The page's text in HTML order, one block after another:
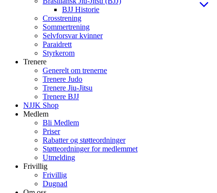
BJJ Historie
Crosstrening
Sommertrening
Selvforsvar kvinner
Paraidrett
Styrkerom
Trenere
Generelt om trenerne
Trenere Judo
Trenere Jiu-Jitsu
Trenere BJJ
NJJK Shop
Medlem
Bli Medlem
Priser
Rabatter og støtteordninger
Støtteordninger for medlemmet
Utmelding
Frivillig
Frivillig
Dugnad